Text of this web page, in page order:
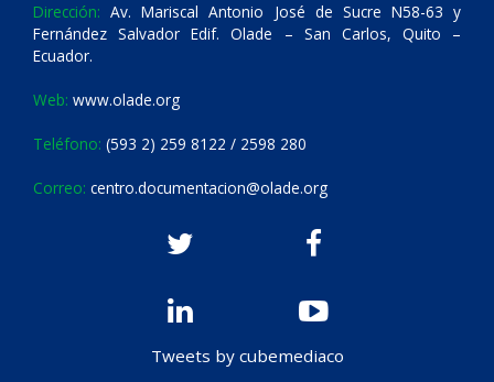
Dirección: Av. Mariscal Antonio José de Sucre N58-63 y
Fernández Salvador Edif. Olade – San Carlos, Quito –
Ecuador.
Web: www.olade.org
Teléfono: (593 2) 259 8122 / 2598 280
Correo: centro.documentacion@olade.org
Tweets by cubemediaco